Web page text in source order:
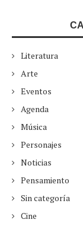
Literatura
Arte
Eventos
Agenda
Música
Personajes
Noticias
Pensamiento
Sin categoría
Cine